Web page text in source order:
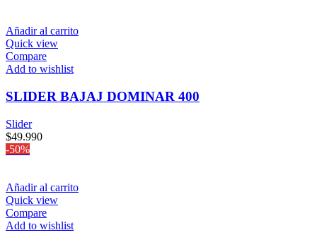
Añadir al carrito
Quick view
Compare
Add to wishlist
SLIDER BAJAJ DOMINAR 400
Slider
$49.990
-50%
Añadir al carrito
Quick view
Compare
Add to wishlist